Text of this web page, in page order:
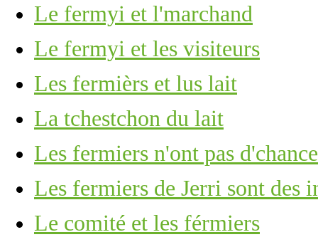
Le fermyi et l'marchand
Le fermyi et les visiteurs
Les fermièrs et lus lait
La tchestchon du lait
Les fermiers n'ont pas d'chance
Les fermiers de Jerri sont des
Le comité et les férmiers